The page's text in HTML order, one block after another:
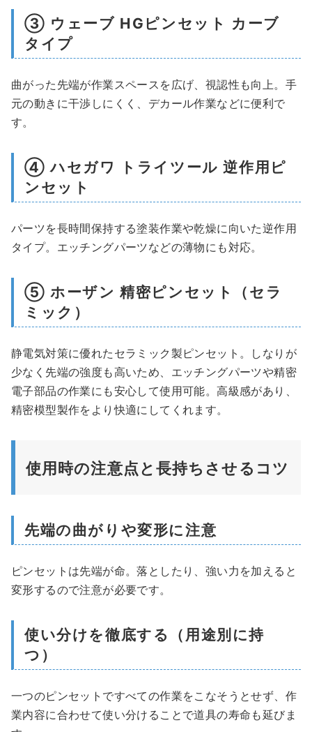
③ ウェーブ HGピンセット カーブ
タイプ
曲がった先端が作業スペースを広げ、視認性も向上。手
元の動きに干渉しにくく、デカール作業などに便利で
す。
④ ハセガワ トライツール 逆作用ピ
ンセット
パーツを長時間保持する塗装作業や乾燥に向いた逆作用
タイプ。エッチングパーツなどの薄物にも対応。
⑤ ホーザン 精密ピンセット（セラ
ミック）
静電気対策に優れたセラミック製ピンセット。しなりが
少なく先端の強度も高いため、エッチングパーツや精密
電子部品の作業にも安心して使用可能。高級感があり、
精密模型製作をより快適にしてくれます。
使用時の注意点と長持ちさせるコツ
先端の曲がりや変形に注意
ピンセットは先端が命。落としたり、強い力を加えると
変形するので注意が必要です。
使い分けを徹底する（用途別に持
つ）
一つのピンセットですべての作業をこなそうとせず、作
業内容に合わせて使い分けることで道具の寿命も延びま